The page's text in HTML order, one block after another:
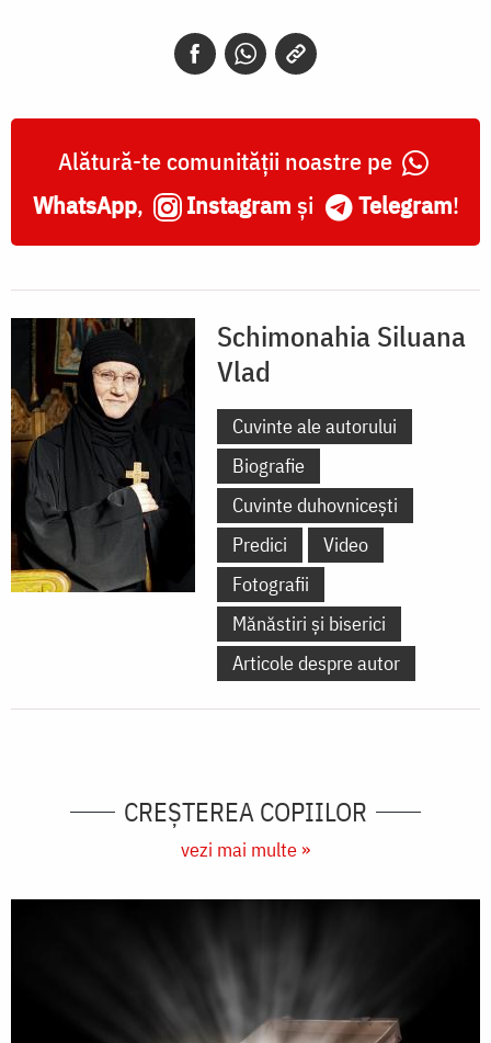
Alătură-te comunității noastre pe
WhatsApp, Instagram și Telegram!
Schimonahia Siluana
Vlad
Cuvinte ale autorului
Biografie
Cuvinte duhovnicești
Predici
Video
Fotografii
Mănăstiri și biserici
Articole despre autor
CREŞTEREA COPIILOR
vezi mai multe »